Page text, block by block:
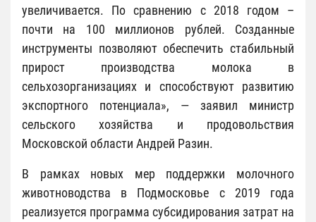
увеличивается. По сравнению с 2018 годом –
почти на 100 миллионов рублей. Созданные
инструменты позволяют обеспечить стабильный
прирост производства молока в
сельхозорганизациях и способствуют развитию
экспортного потенциала», — заявил министр
сельского хозяйства и продовольствия
Московской области Андрей Разин.
В рамках новых мер поддержки молочного
животноводства в Подмосковье с 2019 года
реализуется программа субсидирования затрат на